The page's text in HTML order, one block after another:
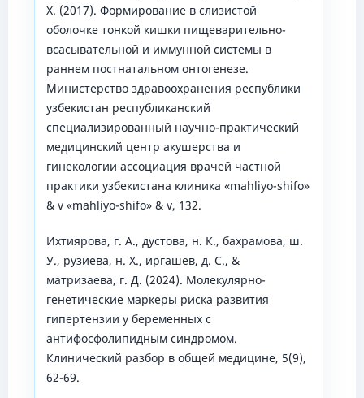
Х. (2017). Формирование в слизистой
оболочке тонкой кишки пищеварительно-
всасывательной и иммунной системы в
раннем постнатальном онтогенезе.
Министерство здравоохранения республики
узбекистан республиканский
специализированный научно-практический
медицинский центр акушерства и
гинекологии ассоциация врачей частной
практики узбекистана клиника «mahliyo-shifo»
& v «mahliyo-shifo» & v, 132.
Ихтиярова, г. А., дустова, н. К., бахрамова, ш.
У., рузиева, н. Х., иргашев, д. С., &
матризаева, г. Д. (2024). Молекулярно-
генетические маркеры риска развития
гипертензии у беременных с
антифосфолипидным синдромом.
Клинический разбор в общей медицине, 5(9),
62-69.